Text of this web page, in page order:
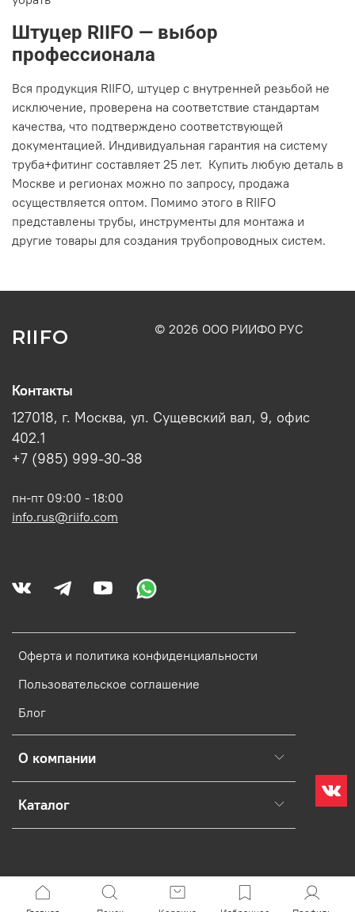
Штуцер RIIFO — выбор
профессионала
Вся продукция RIIFO, штуцер с внутренней резьбой не
исключение, проверена на соответствие стандартам
качества, что подтверждено соответствующей
документацией. Индивидуальная гарантия на систему
труба+фитинг составляет 25 лет. Купить любую деталь в
Москве и регионах можно по запросу, продажа
осуществляется оптом. Помимо этого в RIIFO
представлены трубы, инструменты для монтажа и
другие товары для создания трубопроводных систем.
RIIFO © 2026 ООО РИИФО РУС
Оферта и политика конфиденциальности
Пользовательское соглашение
Блог
О компании
Каталог
Контакты
127018, г. Москва, ул. Сущевский вал, 9, офис
402.1
+7 (985) 999-30-38
пн-пт 09:00 - 18:00
info.rus@riifo.com